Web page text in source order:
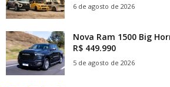
6 de agosto de 2026
Nova Ram 1500 Big
R$ 449.990
5 de agosto de 2026